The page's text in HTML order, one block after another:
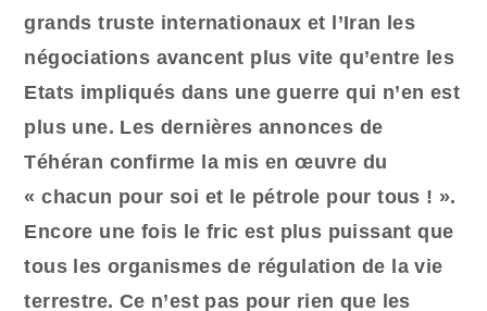
grands truste internationaux et l’Iran les
négociations avancent plus vite qu’entre les
Etats impliqués dans une guerre qui n’en est
plus une. Les dernières annonces de
Téhéran confirme la mis en œuvre du
« chacun pour soi et le pétrole pour tous ! ».
Encore une fois le fric est plus puissant que
tous les organismes de régulation de la vie
terrestre. Ce n’est pas pour rien que les